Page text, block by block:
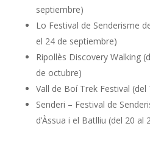
septiembre)
Lo Festival de Senderisme
el 24 de septiembre)
Ripollès Discovery Walking
de octubre)
Vall de Boí Trek Festival
Senderi – Festival de
d’Àssua i el Batlliu (del 20 al